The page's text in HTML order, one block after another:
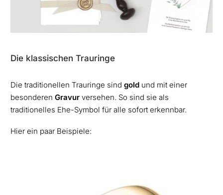
Die klassischen Trauringe
Die traditionellen Trauringe sind gold und mit einer
besonderen Gravur versehen. So sind sie als
traditionelles Ehe-Symbol für alle sofort erkennbar.
Hier ein paar Beispiele: